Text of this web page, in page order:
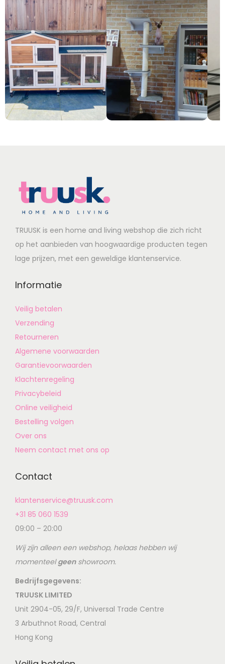
TRUUSK is een home and living webshop die zich richt
op het aanbieden van hoogwaardige producten tegen
lage prijzen, met een geweldige klantenservice.
Informatie
Veilig betalen
Verzending
Retourneren
Algemene voorwaarden
Garantievoorwaarden
Klachtenregeling
Privacybeleid
Online veiligheid
Bestelling volgen
Over ons
Neem contact met ons op
Contact
klantenservice@truusk.com
+31 85 060 1539
09:00 – 20:00
Wij zijn alleen een webshop, helaas hebben wij
momenteelgeenshowroom.
Bedrijfsgegevens:
TRUUSK LIMITED
Unit 2904-05, 29/F, Universal Trade Centre
3 Arbuthnot Road, Central
Hong Kong